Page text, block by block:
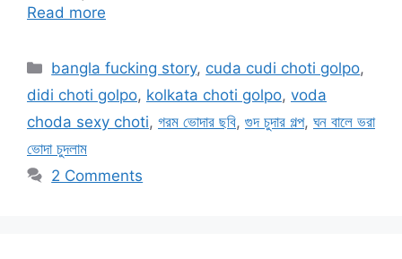
Read more
Categories
bangla fucking story, cuda cudi choti golpo,
didi choti golpo, kolkata choti golpo, voda
choda sexy choti, গরম ভোদার ছবি, গুদ চুদার গল্প, ঘন বালে ভরা
ভোদা চুদলাম
2 Comments